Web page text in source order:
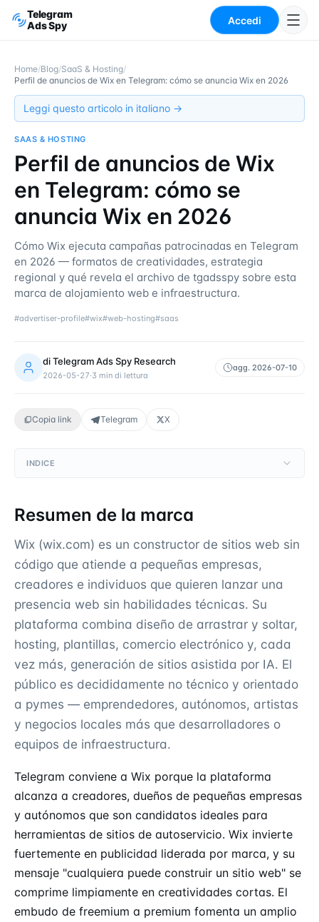
Telegram
Ads Spy
Accedi
Home/Blog/SaaS & Hosting/
Perfil de anuncios de Wix en Telegram: cómo se anuncia Wix en 2026
Leggi questo articolo in italiano →
SAAS & HOSTING
Perfil de anuncios de Wix
en Telegram: cómo se
anuncia Wix en 2026
Cómo Wix ejecuta campañas patrocinadas en Telegram
en 2026 — formatos de creatividades, estrategia
regional y qué revela el archivo de tgadsspy sobre esta
marca de alojamiento web e infraestructura.
#advertiser-profile#wix#web-hosting#saas
diTelegram Ads Spy Research
2026-05-27·3 min di lettura
agg. 2026-07-10
Copia link Telegram X
INDICE
Resumen de la marca
Wix (wix.com) es un constructor de sitios web sin
código que atiende a pequeñas empresas,
creadores e individuos que quieren lanzar una
presencia web sin habilidades técnicas. Su
plataforma combina diseño de arrastrar y soltar,
hosting, plantillas, comercio electrónico y, cada
vez más, generación de sitios asistida por IA. El
público es decididamente no técnico y orientado
a pymes — emprendedores, autónomos, artistas
y negocios locales más que desarrolladores o
equipos de infraestructura.
Telegram conviene a Wix porque la plataforma
alcanza a creadores, dueños de pequeñas empresas
y autónomos que son candidatos ideales para
herramientas de sitios de autoservicio. Wix invierte
fuertemente en publicidad liderada por marca, y su
mensaje "cualquiera puede construir un sitio web" se
comprime limpiamente en creatividades cortas. El
embudo de freemium a premium fomenta un amplio